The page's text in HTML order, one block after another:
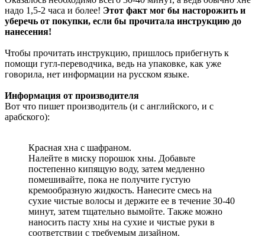
надо 1,5-2 часа и более! Этот факт мог бы насторожить и
уберечь от покупки, если бы прочитала инструкцию до
нанесения!
Чтобы прочитать инструкцию, пришлось прибегнуть к
помощи гугл-переводчика, ведь на упаковке, как уже
говорила, нет информации на русском языке.
Информация от производителя
Вот что пишет производитель (и с английского, и с
арабского):
Красная хна с шафраном.
Налейте в миску порошок хны. Добавьте
постепенно кипящую воду, затем медленно
помешивайте, пока не получите густую
кремообразную жидкость. Нанесите смесь на
сухие чистые волосы и держите ее в течение 30-40
минут, затем тщательно вымойте. Также можно
наносить пасту хны на сухие и чистые руки в
соответствии с требуемым дизайном.